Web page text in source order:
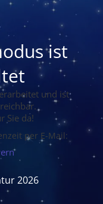
ist
und ist
Sie da!
per E-Mail:
2026